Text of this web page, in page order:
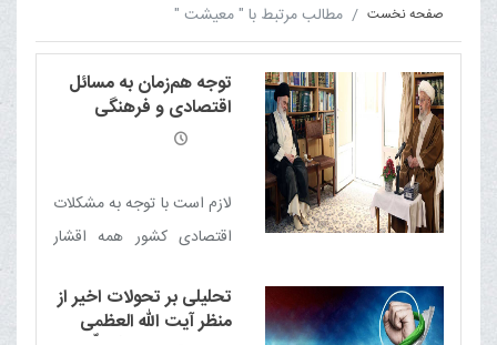
صفحه نخست مطالب مرتبط با " معیشت "
توجه هم‌زمان به مسائل
اقتصادی و فرهنگی
ضروری است
لازم است با توجه به مشکلات
اقتصادی کشور همه اقشار
کننده و کاسب و مصرف کننده
دست در دست هم در عرصه
تحلیلی بر تحولات اخیر از
منظر آیت الله العظمی